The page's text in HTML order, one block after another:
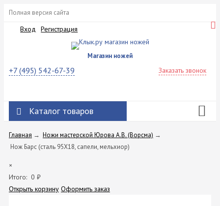
Полная версия сайта
Вход Регистрация
Магазин ножей
+7 (495) 542-67-39 Заказать звонок
Каталог товаров
Главная → Ножи мастерской Юрова А.В. (Ворсма) →
Нож Барс (сталь 95X18, сапели, мельхиор)
×
Итого: 0 ₽
Открыть корзину Оформить заказ